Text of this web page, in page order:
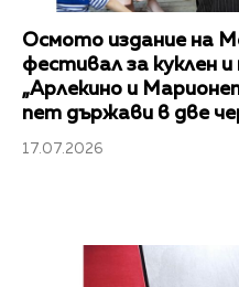
Осмото издание на
фестивал за куклен
„Арлекино и
пет държави в две
17.07.2026